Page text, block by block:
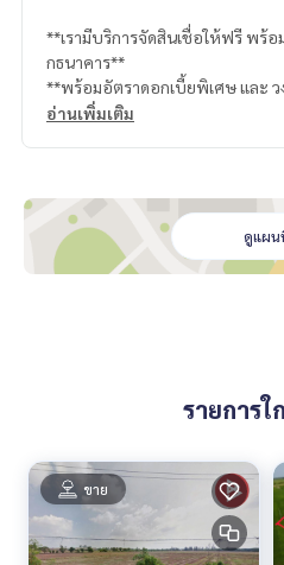
**เรามีบริการจัดสินเชื่อให้ฟรี พร้
กธนาคาร**
**พร้อมอัตราดอกเบี้ยพิเศษ และ ว
ประเมิน**
Line ID : amyuensi.am
Callcenter : 02-047-4282
ทนอสังหาริมทรัพย์ครบวงจร ด้วยค
ห้บริการด้าน ซื้อ ขาย เช่า อสังหา
อ่านเพิ่มเติม
ดูแผน
รายการใ
ขาย